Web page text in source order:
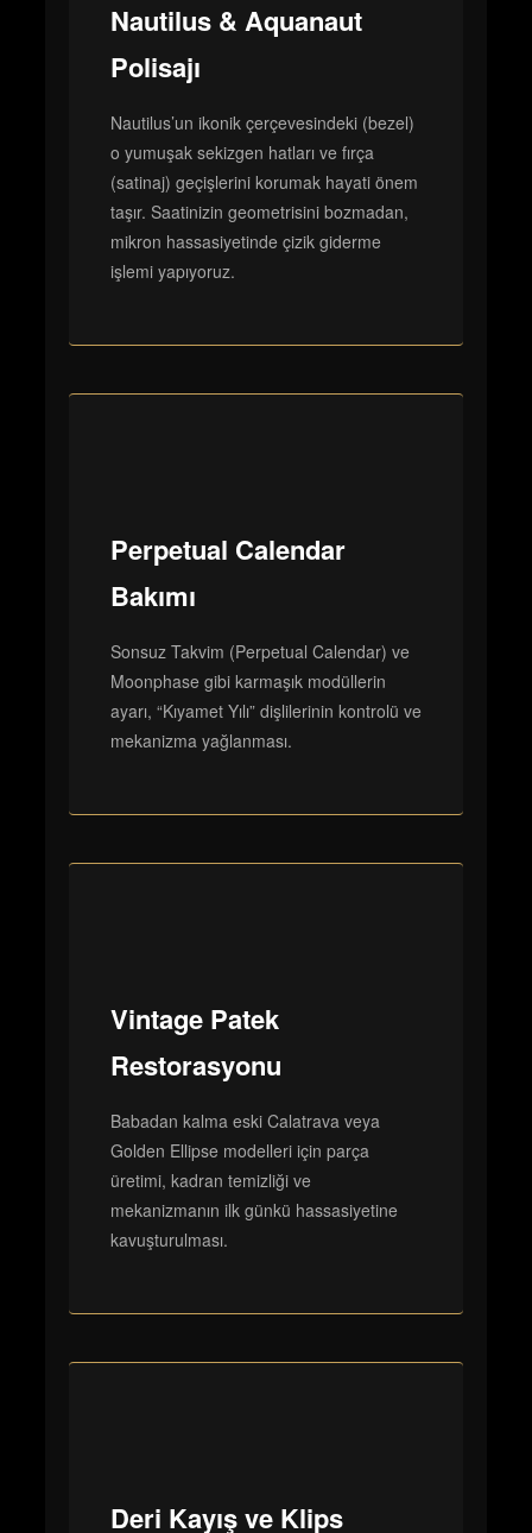
Nautilus & Aquanaut
Polisajı
Nautilus’un ikonik çerçevesindeki (bezel)
o yumuşak sekizgen hatları ve fırça
(satinaj) geçişlerini korumak hayati önem
taşır. Saatinizin geometrisini bozmadan,
mikron hassasiyetinde çizik giderme
işlemi yapıyoruz.
Perpetual Calendar
Bakımı
Sonsuz Takvim (Perpetual Calendar) ve
Moonphase gibi karmaşık modüllerin
ayarı, “Kıyamet Yılı” dişlilerinin kontrolü ve
mekanizma yağlanması.
Vintage Patek
Restorasyonu
Babadan kalma eski Calatrava veya
Golden Ellipse modelleri için parça
üretimi, kadran temizliği ve
mekanizmanın ilk günkü hassasiyetine
kavuşturulması.
Deri Kayış ve Klips